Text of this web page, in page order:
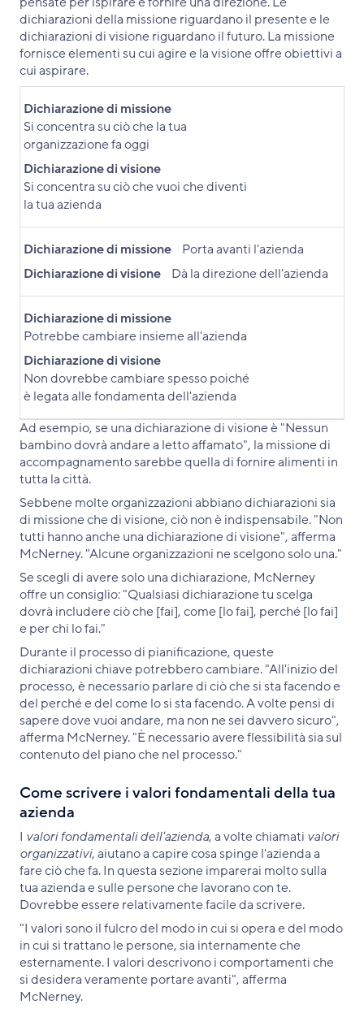
dichiarazioni della missione riguardano il presente e le
dichiarazioni di visione riguardano il futuro. La missione
fornisce elementi su cui agire e la visione offre obiettivi a
cui aspirare.
Dichiarazione di missione
Si concentra su ciò che la tua
organizzazione fa oggi
Dichiarazione di visione
Si concentra su ciò che vuoi che diventi
la tua azienda
Dichiarazione di missione
Porta avanti l'azienda
Dichiarazione di visione
Dà la direzione dell'azienda
Dichiarazione di missione
Potrebbe cambiare insieme all'azienda
Dichiarazione di visione
Non dovrebbe cambiare spesso poiché
è legata alle fondamenta dell'azienda
Ad esempio, se una dichiarazione di visione è "Nessun
bambino dovrà andare a letto affamato", la missione di
accompagnamento sarebbe quella di fornire alimenti in
tutta la città.
Sebbene molte organizzazioni abbiano dichiarazioni sia
di missione che di visione, ciò non è indispensabile. "Non
tutti hanno anche una dichiarazione di visione", afferma
McNerney. "Alcune organizzazioni ne scelgono solo una."
Se scegli di avere solo una dichiarazione, McNerney
offre un consiglio: "Qualsiasi dichiarazione tu scelga
dovrà includere ciò che [fai], come [lo fai], perché [lo fai]
e per chi lo fai."
Durante il processo di pianificazione, queste
dichiarazioni chiave potrebbero cambiare. "All'inizio del
processo, è necessario parlare di ciò che si sta facendo e
del perché e del come lo si sta facendo. A volte pensi di
sapere dove vuoi andare, ma non ne sei davvero sicuro",
afferma McNerney. "È necessario avere flessibilità sia sul
contenuto del piano che nel processo."
Come scrivere i valori fondamentali della tua
azienda
I valori fondamentali dell'azienda, a volte chiamati valori
organizzativi, aiutano a capire cosa spinge l'azienda a
fare ciò che fa. In questa sezione imparerai molto sulla
tua azienda e sulle persone che lavorano con te.
Dovrebbe essere relativamente facile da scrivere.
"I valori sono il fulcro del modo in cui si opera e del modo
in cui si trattano le persone, sia internamente che
esternamente. I valori descrivono i comportamenti che
si desidera veramente portare avanti", afferma
McNerney.